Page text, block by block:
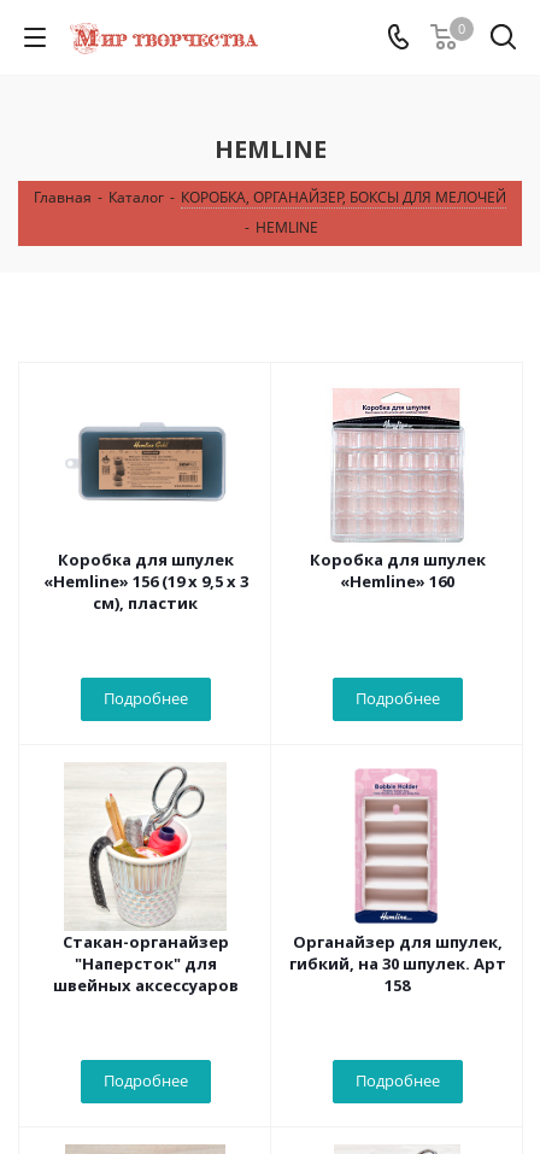
0
HEMLINE
Главная - Каталог - КОРОБКА, ОРГАНАЙЗЕР, БОКСЫ ДЛЯ МЕЛОЧЕЙ
- HEMLINE
Коробка для шпулек
«Hemline» 156 (19 х 9,5 х 3
см), пластик
Подробнее
Коробка для шпулек
«Hemline» 160
Подробнее
Стакан-органайзер
"Наперсток" для
швейных аксессуаров
Подробнее
Органайзер для шпулек,
гибкий, на 30 шпулек. Арт
158
Подробнее